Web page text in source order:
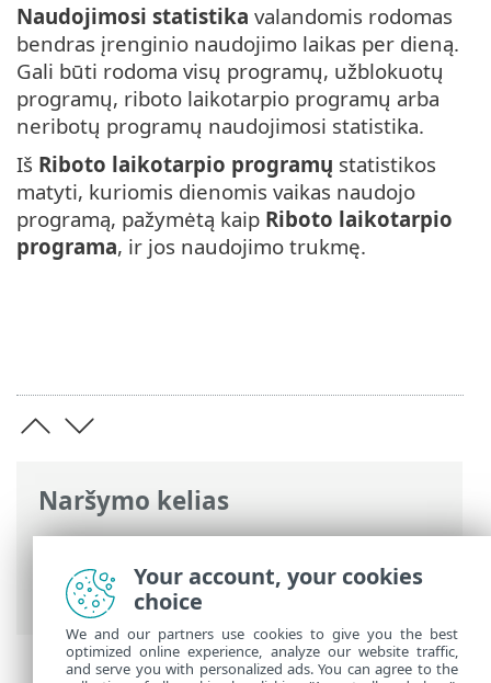
Naršymo kelias
ESET interneto žinynas>ESET Parental
Control for Android>Ataskaitos>
Programų kontrolė
Naudojimosi statistika valandomis rodomas
bendras įrenginio naudojimo laikas per dieną.
Gali būti rodoma visų programų, užblokuotų
programų, riboto laikotarpio programų arba
neribotų programų naudojimosi statistika.
Iš Riboto laikotarpio programų statistikos
matyti, kuriomis dienomis vaikas naudojo
programą, pažymėtą kaip Riboto laikotarpio
programa, ir jos naudojimo trukmę.
Your account, your cookies
choice
We and our partners use cookies to give you the best
optimized online experience, analyze our website traffic,
and serve you with personalized ads. You can agree to the